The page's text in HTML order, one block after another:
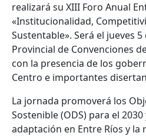
realizará su XIII Foro Anual
«Institucionalidad,
Sustentable». Será el jueves
Provincial de Convenciones
con la presencia de los
Centro e importantes
La jornada promoverá los
Sostenible (ODS) para el
adaptación en Entre Ríos y